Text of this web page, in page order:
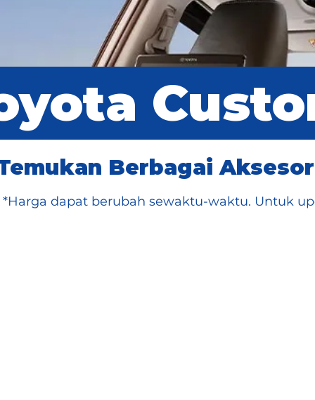
Berbagai
*Harga dapat berubah sewaktu-waktu. Untuk